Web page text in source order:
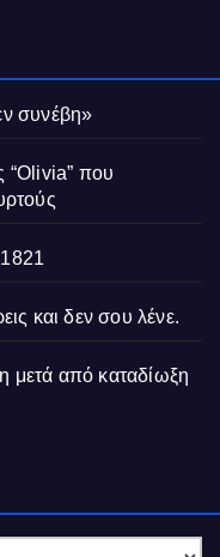
συνέβη»
“Olivia” που
και δεν σου λένε.
μετά από καταδίωξη